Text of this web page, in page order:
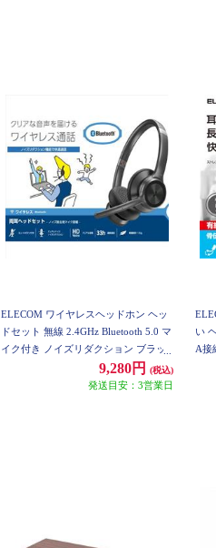
ELECOM ワイヤレスヘッドホン ヘッ
ドセット 無線 2.4GHz Bluetooth 5.0 マ
イク付き ノイズリダクション ブラッ
9,280円 (税込)
発送目安：3営業日
い
A接